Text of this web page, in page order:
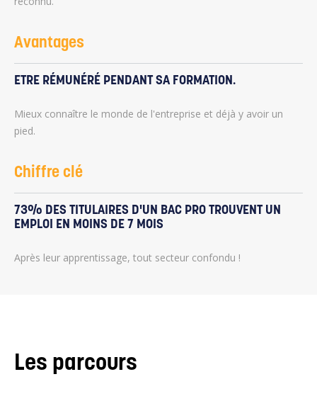
Avantages
ETRE RÉMUNÉRÉ PENDANT SA FORMATION.
Mieux connaître le monde de l'entreprise et déjà y avoir un
pied.
Chiffre clé
73% DES TITULAIRES D'UN BAC PRO TROUVENT UN
EMPLOI EN MOINS DE 7 MOIS
Après leur apprentissage, tout secteur confondu !
Les parcours